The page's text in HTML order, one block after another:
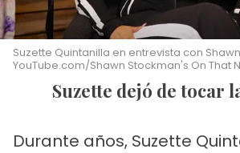
Suzette Quintanilla en entrevista con
YouTube.com/Shawn Stockman's On That
Suzette dejó de tocar
Durante años, Suzette